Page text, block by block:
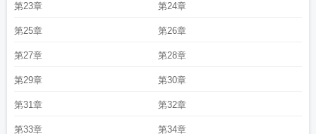
第23章 第24章
第25章 第26章
第27章 第28章
第29章 第30章
第31章 第32章
第33章 第34章